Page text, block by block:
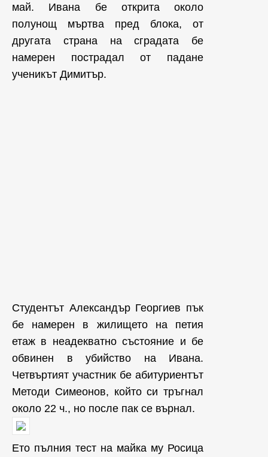
май. Ивана бе открита около
полунощ мъртва пред блока, от
другата страна на сградата бе
намерен пострадал от падане
ученикът Димитър.
Студентът Александър Георгиев пък
бе намерен в жилището на петия
етаж в неадекватно състояние и бе
обвинен в убийство на Ивана.
Четвъртият участник бе абитуриентът
Методи Симеонов, който си тръгнал
около 22 ч., но после пак се върнал.
Ето пълния тест на майка му Росица